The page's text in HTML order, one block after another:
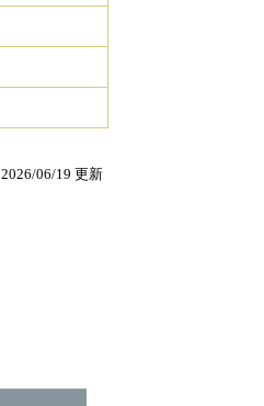
2026/06/19 更新